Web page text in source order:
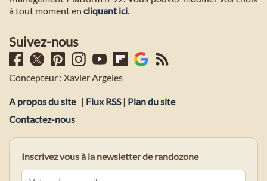
à tout moment en cliquant ici.
Suivez-nous
Concepteur : Xavier Argeles
A propos du site | Flux RSS| Plan du site
Contactez-nous
Inscrivez vous à la newsletter de randozone